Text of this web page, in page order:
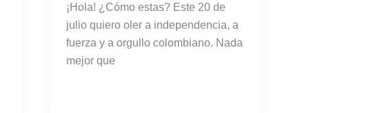
¡Hola! ¿Cómo estas? Este 20 de
julio quiero oler a independencia, a
fuerza y a orgullo colombiano. Nada
mejor que